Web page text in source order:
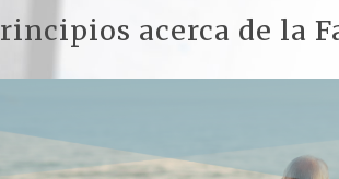
acerca de la